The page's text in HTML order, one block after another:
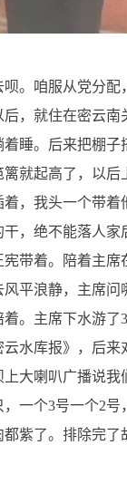
。咱服从党分
，就住在密云
睡。后来把棚
就起高了，以
，我头一个带
，绝不能落人家
带着。陪着主
平浪静，主席
。主席下水游
水库报》，后
大喇叭广播说
一个3号一个2
紫了。排除完